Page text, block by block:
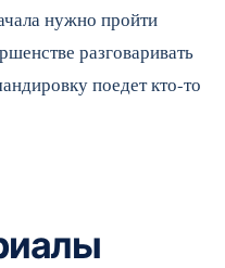
нужно пройти
разговаривать
поедет кто-то